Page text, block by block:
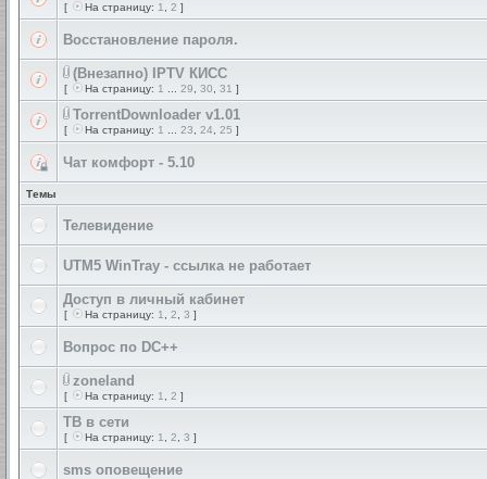
[ На страницу: 1 2 ]
Восстановление пароля.
(Внезапно) IPTV КИСС
[ На страницу: 1 29 30 31 ]
TorrentDownloader v1.01
[ На страницу: 1 23 24 25 ]
Чат комфорт - 5.10
Темы
Телевидение
UTM5 WinTray - ссылка не работает
Доступ в личный кабинет
[ На страницу: 1 2 3 ]
Вопрос по DC++
zoneland
[ На страницу: 1 2 ]
ТВ в сети
[ На страницу: 1 2 3 ]
sms оповещение